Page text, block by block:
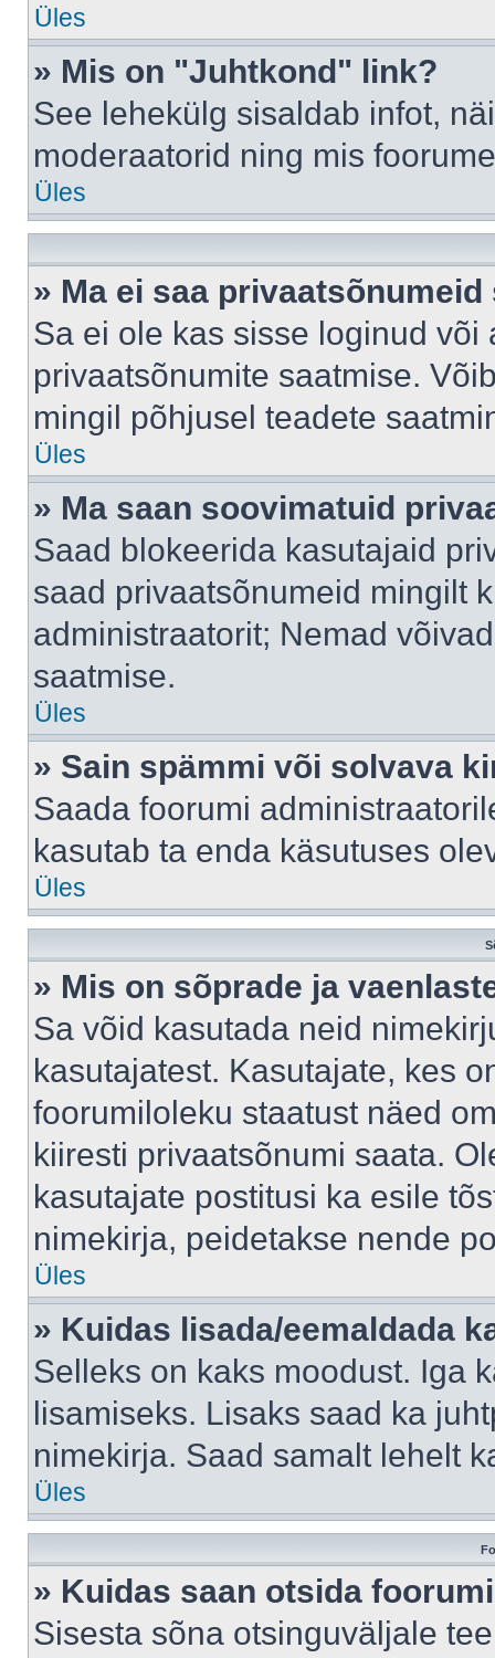
Üles
» Mis on "Juhtkond" link?
See lehekülg sisaldab infot,
moderaatorid ning mis
Üles
» Ma ei saa privaatsõnumeid
Sa ei ole kas sisse loginud
privaatsõnumite saatmise.
mingil põhjusel teadete
Üles
» Ma saan soovimatuid
Saad blokeerida kasutajaid
saad privaatsõnumeid mingilt
administraatorit; Nemad
saatmise.
Üles
» Sain spämmi või solvava
Saada foorumi
kasutab ta enda käsutuses
Üles
» Mis on sõprade ja
Sa võid kasutada neid
kasutajatest. Kasutajate, kes
foorumiloleku staatust näed
kiiresti privaatsõnumi saata.
kasutajate postitusi ka esile
nimekirja, peidetakse nende
Üles
» Kuidas lisada/eemaldada
Selleks on kaks moodust. Iga
lisamiseks. Lisaks saad ka
nimekirja. Saad samalt lehelt
Üles
» Kuidas saan otsida
Sisesta sõna otsinguväljale